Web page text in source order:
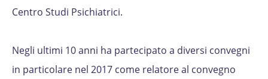
Centro Studi Psichiatrici.
Negli ultimi 10 anni ha partecipato a diversi convegni
in particolare nel 2017 come relatore al convegno